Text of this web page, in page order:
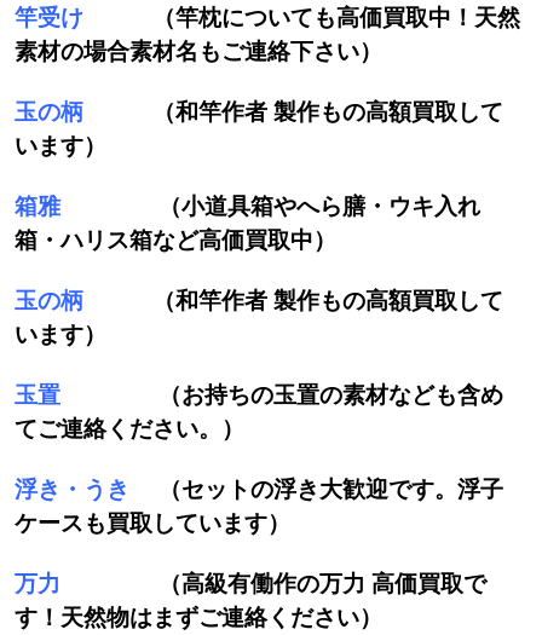
竿受け
（竿枕についても高価買取中！天然
素材の場合素材名もご連絡下さい）
玉の柄
（和竿作者 製作もの高額買取して
います）
箱雅
（小道具箱やへら膳・ウキ入れ
箱・ハリス箱など高価買取中）
玉の柄
（和竿作者 製作もの高額買取して
います）
玉置
（お持ちの玉置の素材なども含め
てご連絡ください。）
浮き・うき
（セットの浮き大歓迎です。浮子
ケースも買取しています）
万力
（高級有働作の万力 高価買取で
す！天然物はまずご連絡ください）